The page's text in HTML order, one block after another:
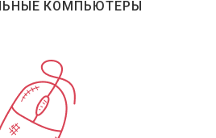
КОМПЬЮТЕРЫ